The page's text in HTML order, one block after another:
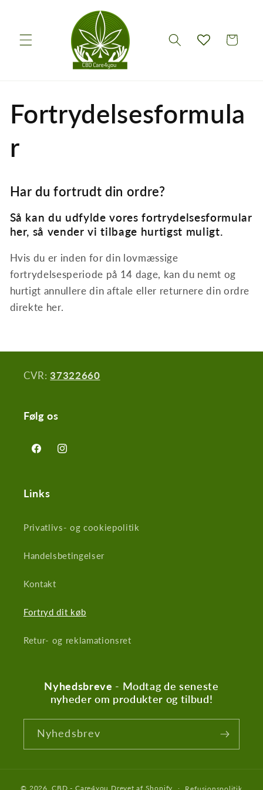
Indkøbskurv
Fortrydelsesformula
r
Har du fortrudt din ordre?
Så kan du udfylde vores fortrydelsesformular
her, så vender vi tilbage hurtigst muligt.
Hvis du er inden for din lovmæssige
fortrydelsesperiode på 14 dage, kan du nemt og
hurtigt annullere din aftale eller returnere din ordre
direkte her.
CVR:37322660
Følg os
FacebookInstagram
Links
Privatlivs- og cookiepolitik
Handelsbetingelser
Kontakt
Fortryd dit køb
Retur- og reklamationsret
Nyhedsbreve - Modtag de seneste
nyheder om produkter og tilbud!
Nyhedsbrev
© 2026,CBD - Care4you Drevet af Shopify